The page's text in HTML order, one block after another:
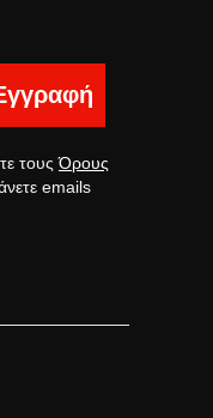
τουςΌρους
emails